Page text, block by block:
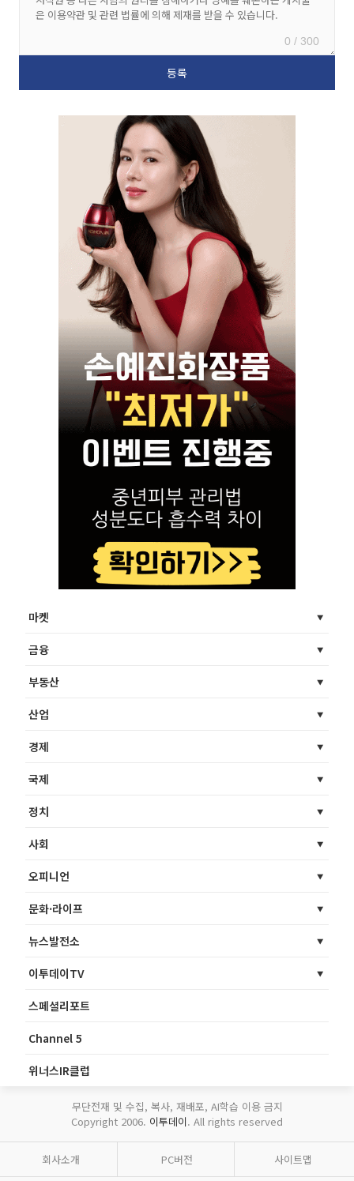
0 / 300
마켓
금융
부동산
산업
경제
국제
정치
사회
오피니언
문화·라이프
뉴스발전소
이투데이TV
스페셜리포트
Channel 5
위너스IR클럽
무단전재 및 수집, 복사, 재배포, AI학습 이용 금지
Copyright 2006. 이투데이. All rights reserved
회사소개 PC버전 사이트맵